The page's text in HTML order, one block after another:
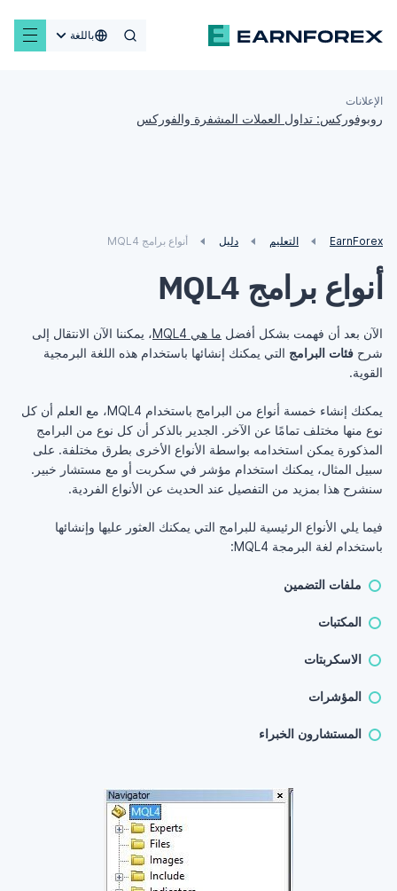
باللغة
الإعلانات
روبوفوركس: تداول العملات المشفرة والفوركس
EarnForex التعليم دليل أنواع برامج MQL4
أنواع برامج MQL4
الآن بعد أن فهمت بشكل أفضل ما هي MQL4
، يمكننا الآن الانتقال إلى
شرح فئات البرامج التي يمكنك إنشائها باستخدام هذه اللغة البرمجية
القوية.
يمكنك إنشاء خمسة أنواع من البرامج باستخدام MQL4، مع العلم أن كل
نوع منها مختلف تمامًا عن الآخر. الجدير بالذكر أن كل نوع من البرامج
المذكورة يمكن استخدامه بواسطة الأنواع الأخرى بطرق مختلفة. على
سبيل المثال، يمكنك استخدام مؤشر في سكربت أو مع مستشار خبير.
سنشرح هذا بمزيد من التفصيل عند الحديث عن الأنواع الفردية.
فيما يلي الأنواع الرئيسية للبرامج التي يمكنك العثور عليها وإنشائها
باستخدام لغة البرمجة MQL4:
ملفات التضمين
المكتبات
الاسكربتات
المؤشرات
المستشارون الخبراء